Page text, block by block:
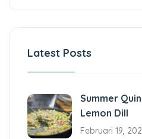
Latest Posts
Summer
Lemon Dill
Februari 19,